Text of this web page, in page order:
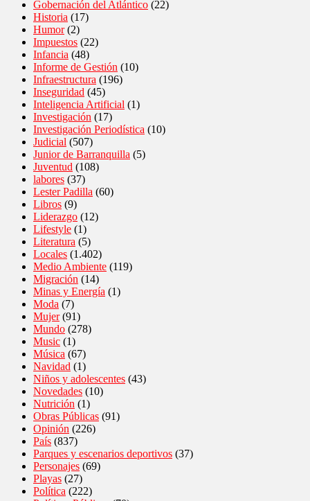
Gobernación del Atlántico (22)
Historia (17)
Humor(2)
Impuestos (22)
Infancia (48)
Informe de Gestión (10)
Infraestructura (196)
Inseguridad (45)
Inteligencia Artificial (1)
Investigación (17)
Investigación Periodística (10)
Judicial (507)
Junior de Barranquilla (5)
Juventud (108)
labores (37)
Lester Padilla (60)
Libros (9)
Liderazgo (12)
Lifestyle (1)
Literatura (5)
Locales (1.402)
Medio Ambiente (119)
Migración (14)
Minas y Energía (1)
Moda (7)
Mujer(91)
Mundo (278)
Music (1)
Música (67)
Navidad (1)
Niños y adolescentes (43)
Novedades (10)
Nutrición (1)
Obras Públicas (91)
Opinión (226)
País (837)
Parques y escenarios deportivos (37)
Personajes (69)
Playas (27)
Política (222)